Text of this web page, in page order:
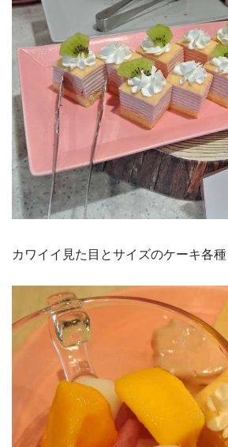
カワイイ見た目とサイズのケーキ各種